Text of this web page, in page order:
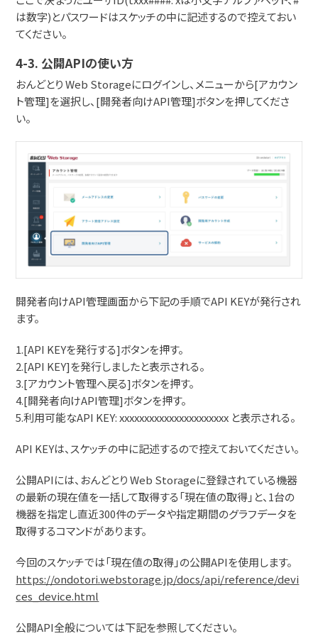
は数字)とパスワードはスケッチの中に記述するので控えておい
てください。
4-3. 公開APIの使い方
おんどとり Web Storageにログインし、メニューから[アカウン
ト管理]を選択し、[開発者向けAPI管理]ボタンを押してくださ
い。
開発者向けAPI管理画面から下記の手順でAPI KEYが発行され
ます。
1.[API KEYを発行する]ボタンを押す。
2.[API KEY]を発行しましたと表示される。
3.[アカウント管理へ戻る]ボタンを押す。
4.[開発者向けAPI管理]ボタンを押す。
5.利用可能なAPI KEY: xxxxxxxxxxxxxxxxxxxxxx と表示される。
API KEYは、スケッチの中に記述するので控えておいてください。
公開APIには、おんどとり Web Storageに登録されている機器
の最新の現在値を一括して取得する「現在値の取得」と、1台の
機器を指定し直近300件のデータや指定期間のグラフデータを
取得するコマンドがあります。
今回のスケッチでは「現在値の取得」の公開APIを使用します。
https://ondotori.webstorage.jp/docs/api/reference/devi
ces_device.html
公開API全般については下記を参照してください。